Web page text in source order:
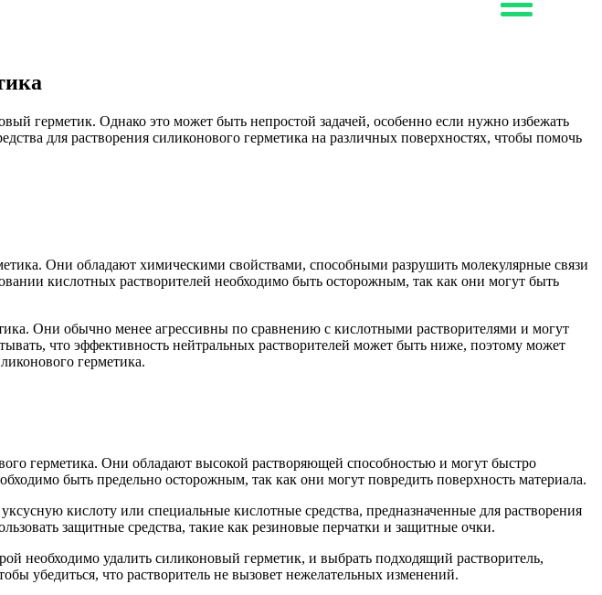
герметик. Однако это может быть непростой задачей, особенно если нужно избежать
для растворения силиконового герметика на различных поверхностях, чтобы помочь
Они обладают химическими свойствами, способными разрушить молекулярные связи
кислотных растворителей необходимо быть осторожным, так как они могут быть
Они обычно менее агрессивны по сравнению с кислотными растворителями и могут
что эффективность нейтральных растворителей может быть ниже, поэтому может
герметика.
герметика. Они обладают высокой растворяющей способностью и могут быстро
быть предельно осторожным, так как они могут повредить поверхность материала.
кислоту или специальные кислотные средства, предназначенные для растворения
защитные средства, такие как резиновые перчатки и защитные очки.
необходимо удалить силиконовый герметик, и выбрать подходящий растворитель,
убедиться, что растворитель не вызовет нежелательных изменений.